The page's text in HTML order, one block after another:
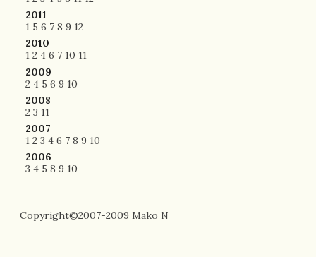
2011
1 5 6 7 8 9 12
2010
1 2 4 6 7 10 11
2009
2 4 5 6 9 10
2008
2 3 11
2007
1 2 3 4 6 7 8 9 10
2006
3 4 5 8 9 10
Copyright©2007-2009 Mako N